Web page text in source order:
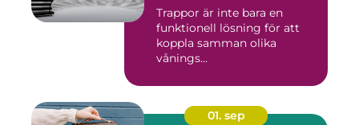
Trappor är inte bara en
funktionell lösning för att
koppla samman olika
vånings...
01. sep